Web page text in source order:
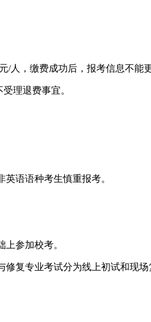
人，缴费成功后，报考信息不能更
理退费事宜。
语语种考生慎重报考。
参加校考。
复专业考试分为线上初试和现场